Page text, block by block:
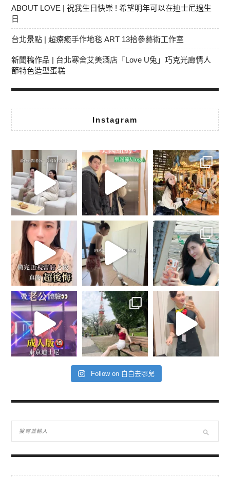
ABOUT LOVE | 祝我生日快樂 ! 希望明年可以在迪士尼過生
日
台北景點 | 超療癒手作地毯 ART 13拾參藝術工作室
新聞稿作品 | 台北寒舍艾美酒店「Love U兔」巧克光廊情人
節特色造型蛋糕
Instagram
Follow on 白白去哪兒